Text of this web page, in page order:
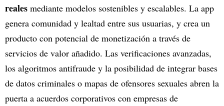
reales mediante modelos sostenibles y escalables. La app
genera comunidad y lealtad entre sus usuarias, y crea un
producto con potencial de monetización a través de
servicios de valor añadido. Las verificaciones avanzadas,
los algoritmos antifraude y la posibilidad de integrar bases
de datos criminales o mapas de ofensores sexuales abren la
puerta a acuerdos corporativos con empresas de